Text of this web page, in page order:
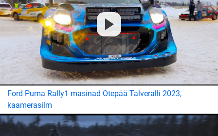
Ford Puma Rally1 masinad Otepää Talveralli 2023,
kaamerasilm